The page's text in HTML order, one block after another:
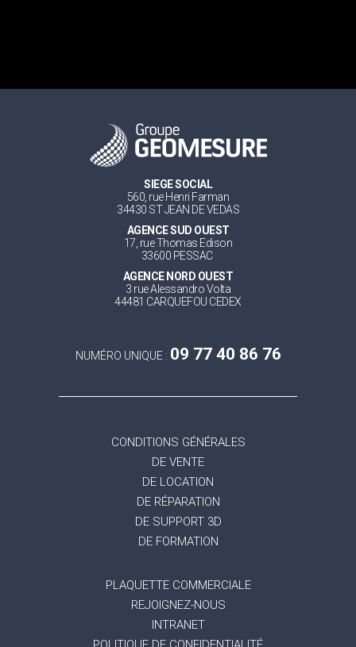
SIEGE SOCIAL
560, rue Henri Farman
34430 ST JEAN DE VEDAS
AGENCE SUD OUEST
17, rue Thomas Edison
33600 PESSAC
AGENCE NORD OUEST
3 rue Alessandro Volta
44481 CARQUEFOU CEDEX
NUMÉRO UNIQUE : 09 77 40 86 76
CONDITIONS GÉNÉRALES
DE VENTE
DE LOCATION
DE RÉPARATION
DE SUPPORT 3D
DE FORMATION
PLAQUETTE COMMERCIALE
REJOIGNEZ-NOUS
INTRANET